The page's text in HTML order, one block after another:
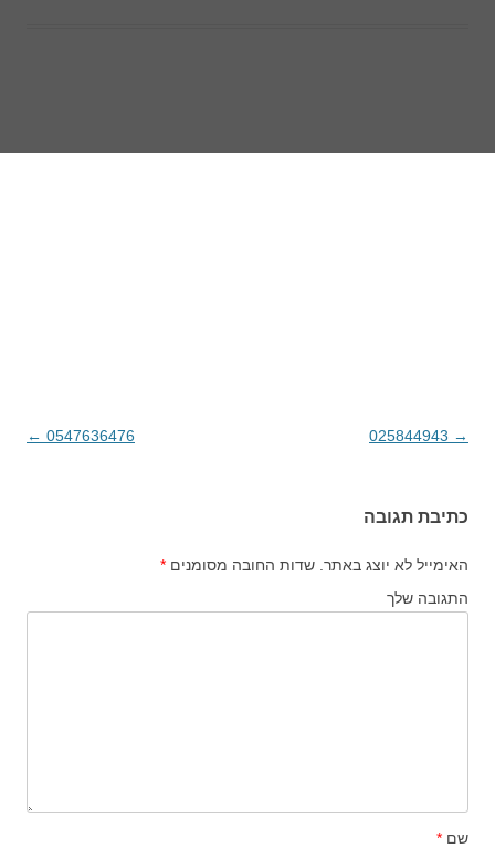
ניווט בפוסטים
→
0547636476
←
כתיבת תגובה
האימייל לא יוצג באתר. שדות החובה מסומנים *
התגובה שלך
שם *